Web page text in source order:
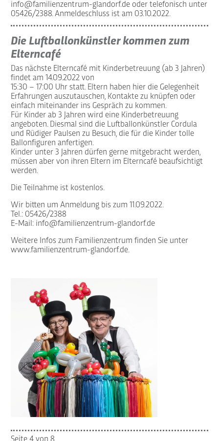
info@familienzentrum-glandorf.de oder telefonisch unter
05426/2388. Anmeldeschluss ist am 03.10.2022.
Die Luftballonkünstler kommen zum
Elterncafé
Das nächste Elterncafé mit Kinderbetreuung (ab 3 Jahren)
findet am 14.09.2022 von
15:30 – 17:00 Uhr statt. Eltern haben hier die Gelegenheit
Erfahrungen auszutauschen, Kontakte zu knüpfen oder
einfach miteinander ins Gespräch zu kommen.
Für Kinder ab 3 Jahren wird eine Kinderbetreuung
angeboten. Diesmal sind die Luftballonkünstler Cordula
und Rüdiger Paulsen zu Besuch, die für die Kinder tolle
Ballonfiguren anfertigen.
Kinder unter 3 Jahren dürfen gerne mitgebracht werden,
müssen aber von ihren Eltern im Elterncafé beaufsichtigt
werden.
Die Teilnahme ist kostenlos.
Wir bitten um Anmeldung bis zum 11.09.2022.
Tel.: 05426/2388
E-Mail: info@familienzentrum-glandorf.de
Weitere Infos zum Familienzentrum finden Sie unter
www.familienzentrum-glandorf.de.